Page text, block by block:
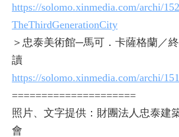
https://solomo.xinmedia.com/archi/
TheThirdGenerationCity
＞忠泰美術館─馬可．卡薩格蘭／
讀
https://solomo.xinmedia.com/archi/
=====================
照片、文字提供：財團法人忠泰建
會